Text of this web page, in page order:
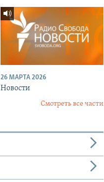
26 МАРТА 2026
Новости
Смотреть все части